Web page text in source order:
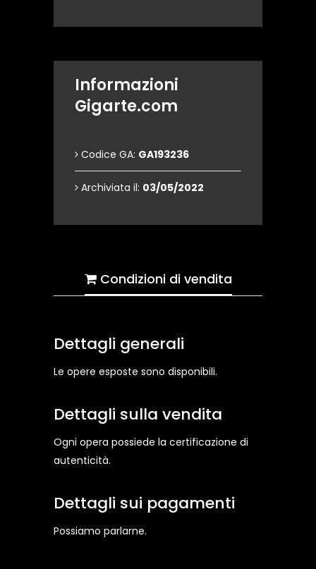
Informazioni
Gigarte.com
Codice GA: GA193236
Archiviata il: 03/05/2022
Condizioni di vendita
Dettagli generali
Le opere esposte sono disponibili.
Dettagli sulla vendita
Ogni opera possiede la certificazione di
autenticità.
Dettagli sui pagamenti
Possiamo parlarne.